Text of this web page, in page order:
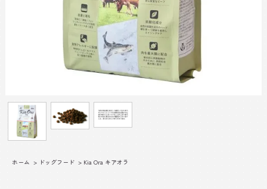
ホーム > ドッグフード > Kia Ora キアオラ